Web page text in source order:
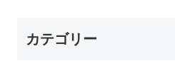
カテゴリー